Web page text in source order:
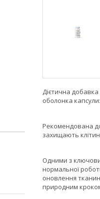
Дієтична
оболонка
Рекомендована
захищають
Одними з
нормальної
оновлення
природним